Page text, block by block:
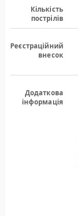
Кількість
пострілів
Реєстраційний
внесок
Додаткова
інформація